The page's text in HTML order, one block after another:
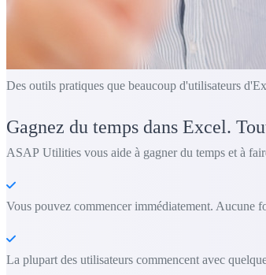
Des outils pratiques que beaucoup d'utilisateurs
Gagnez du temps dans Excel.
ASAP Utilities vous aide à gagner du temps et à
Vous pouvez commencer immédiatement. Aucune
La plupart des utilisateurs commencent avec